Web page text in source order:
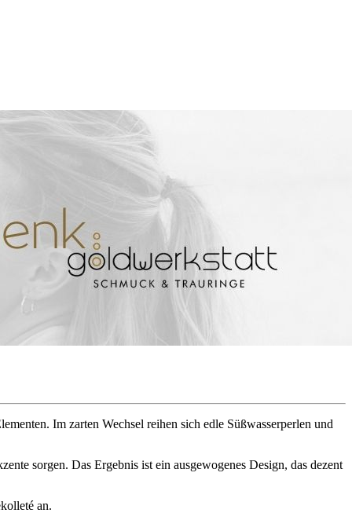
Im zarten Wechsel reihen sich edle Süßwasserperlen und
sorgen. Das Ergebnis ist ein ausgewogenes Design, das dezent
an.